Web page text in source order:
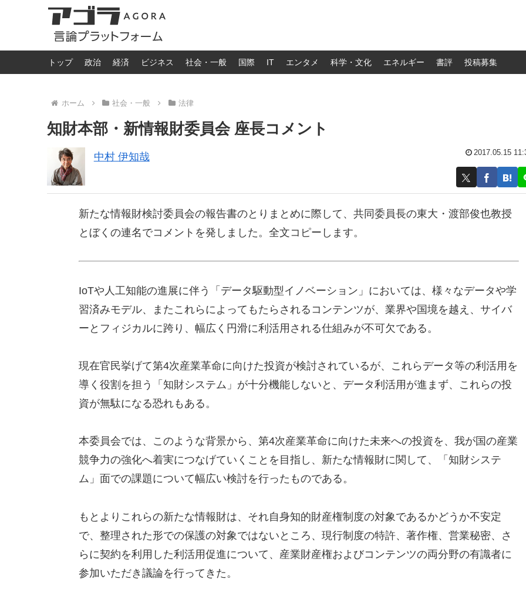
トップ 政治 経済 ビジネス 社会・一般 国際 IT エンタメ 科学・文化 エネルギー 書評 投稿募集
ホーム 社会・一般 法律
知財本部・新情報財委員会 座長コメント
中村 伊知哉 2017.05.15
新たな情報財検討委員会の報告書のとりまとめに際して、共同委員長の東大・渡部俊也教授
とぼくの連名でコメントを発しました。全文コピーします。
IoTや人工知能の進展に伴う「データ駆動型イノベーション」においては、様々なデータや学
習済みモデル、またこれらによってもたらされるコンテンツが、業界や国境を越え、サイバ
ーとフィジカルに跨り、幅広く円滑に利活用される仕組みが不可欠である。
現在官民挙げて第4次産業革命に向けた投資が検討されているが、これらデータ等の利活用を
導く役割を担う「知財システム」が十分機能しないと、データ利活用が進まず、これらの投
資が無駄になる恐れもある。
本委員会では、このような背景から、第4次産業革命に向けた未来への投資を、我が国の産業
競争力の強化へ着実につなげていくことを目指し、新たな情報財に関して、「知財システ
ム」面での課題について幅広い検討を行ったものである。
もとよりこれらの新たな情報財は、それ自身知的財産権制度の対象であるかどうか不安定
で、整理された形での保護の対象ではないところ、現行制度の特許、著作権、営業秘密、さ
らに契約を利用した利活用促進について、産業財産権およびコンテンツの両分野の有識者に
参加いただき議論を行ってきた。